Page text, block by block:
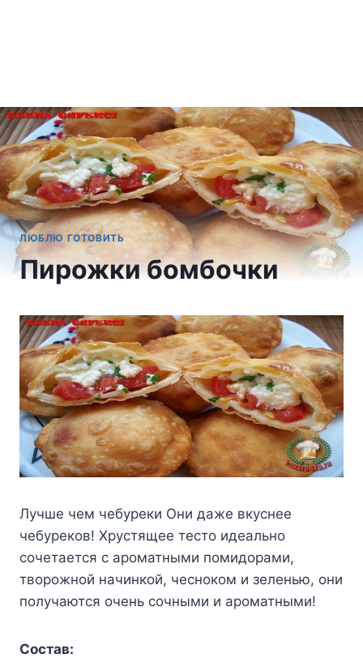
ЛЮБЛЮ ГОТОВИТЬ
Пирожки бомбочки
Лучше чем чебуреки Они даже вкуснее
чебуреков! Хрустящее тесто идеально
сочетается с ароматными помидорами,
творожной начинкой, чесноком и зеленью, они
получаются очень сочными и ароматными!
Состав: